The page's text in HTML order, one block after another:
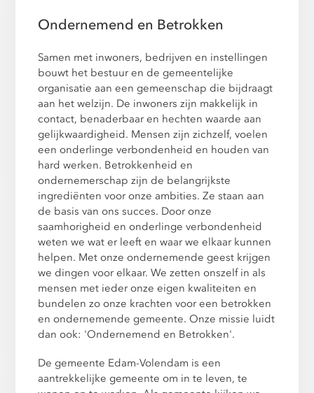
Ondernemend en Betrokken
Samen met inwoners, bedrijven en instellingen
bouwt het bestuur en de gemeentelijke
organisatie aan een gemeenschap die bijdraagt
aan het welzijn. De inwoners zijn makkelijk in
contact, benaderbaar en hechten waarde aan
gelijkwaardigheid. Mensen zijn zichzelf, voelen
een onderlinge verbondenheid en houden van
hard werken. Betrokkenheid en
ondernemerschap zijn de belangrijkste
ingrediënten voor onze ambities. Ze staan aan
de basis van ons succes. Door onze
saamhorigheid en onderlinge verbondenheid
weten we wat er leeft en waar we elkaar kunnen
helpen. Met onze ondernemende geest krijgen
we dingen voor elkaar. We zetten onszelf in als
mensen met ieder onze eigen kwaliteiten en
bundelen zo onze krachten voor een betrokken
en ondernemende gemeente. Onze missie luidt
dan ook: 'Ondernemend en Betrokken'.
De gemeente Edam-Volendam is een
aantrekkelijke gemeente om in te leven, te